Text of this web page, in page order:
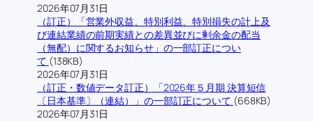
2026年07月31日
（訂正）「営業外収益、特別利益、特別損失の計上及
び連結業績の前期実績との差異並びに剰余金の配当
（無配）に関するお知らせ」の一部訂正につい
て (138KB)
2026年07月31日
（訂正・数値データ訂正）「2026年５月期 決算短信
〔日本基準〕（連結）」の一部訂正について (668KB)
2026年07月31日